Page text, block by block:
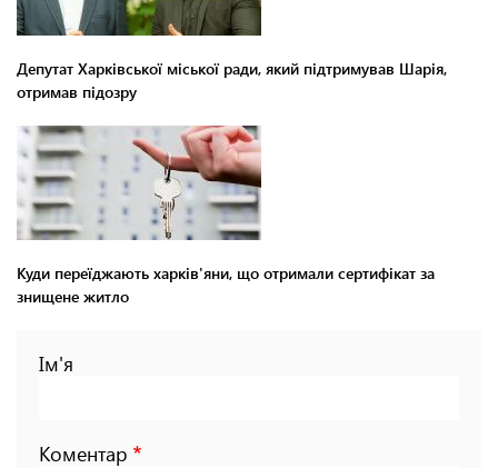
Депутат Харківської міської ради, який підтримував Шарія,
отримав підозру
Куди переїджають харків'яни, що отримали сертифікат за
знищене житло
Ім'я
Коментар